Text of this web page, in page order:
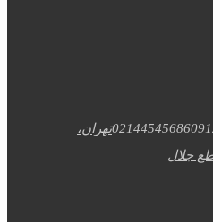
02144545686تهران،